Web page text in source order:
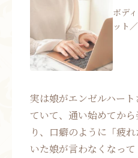
ボデ
ット
実は娘がエンゼルハー
ていて、通い始めてか
り、口癖のように「疲
いた娘が言わなくなっ